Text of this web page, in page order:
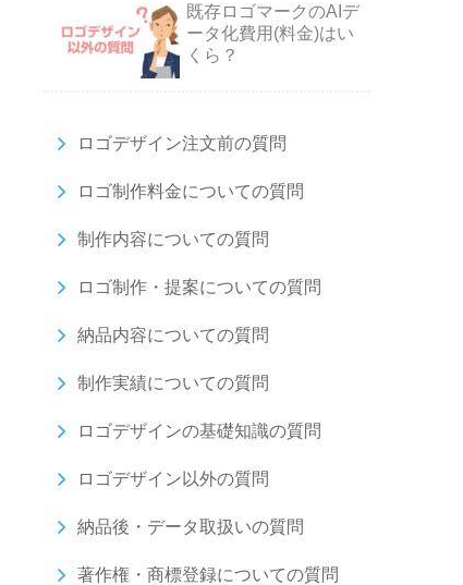
既存ロゴマークのAIデ
ータ化費用(料金)はい
くら？
ロゴデザイン注文前の質問
ロゴ制作料金についての質問
制作内容についての質問
ロゴ制作・提案についての質問
納品内容についての質問
制作実績についての質問
ロゴデザインの基礎知識の質問
ロゴデザイン以外の質問
納品後・データ取扱いの質問
著作権・商標登録についての質問